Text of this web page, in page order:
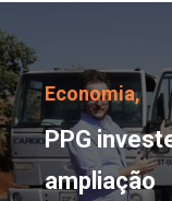
PPG
Economia,
PPG
ampliação